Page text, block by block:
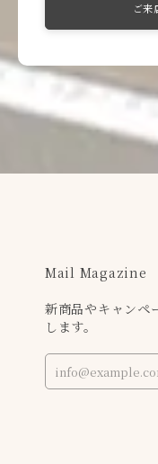
ご来
Mail Magazine
新商品やキャンペ
します。